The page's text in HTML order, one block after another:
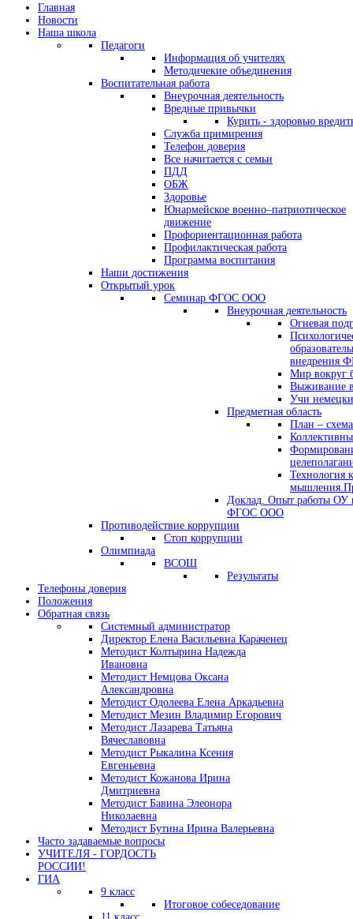
Главная
Новости
Наша школа
Педагоги
Информация об учителях
Методичекие объединения
Воспитательная работа
Внеурочная деятельность
Вредные привычки
Курить - здоровью
Служба примирения
Телефон доверия
Все начитается с семьи
ПДД
ОБЖ
Здоровье
Юнармейское военно–патриотическое
движение
Профориентационная работа
Профилактическая работа
Программа воспитания
Наши достижения
Открытый урок
Семинар ФГОС ООО
Внеурочная деятельность
Огневая
внедрения
Мир вокруг
Выживание
Учи
Предметная область
План –
Технология
Доклад. Опыт работы ОУ
ФГОС ООО
Противодействие коррупции
Стоп коррупции
Олимпиада
ВСОШ
Результаты
Телефоны доверия
Положения
Обратная связь
Системный администратор
Директор Елена Васильевна Караченец
Методист Колтырина Надежда
Ивановна
Методист Немцова Оксана
Александровна
Методист Одолеева Елена Аркадьевна
Методист Мезин Владимир Егорович
Методист Лазарева Татьяна
Вячеславовна
Методист Рыкалина Ксения
Евгеньевна
Методист Кожанова Ирина
Дмитриевна
Методист Бавина Элеонора
Николаевна
Методист Бутина Ирина Валерьевна
Часто задаваемые вопросы
УЧИТЕЛЯ - ГОРДОСТЬ
РОССИИ!
ГИА
9 класс
Итоговое собеседование
11 класс